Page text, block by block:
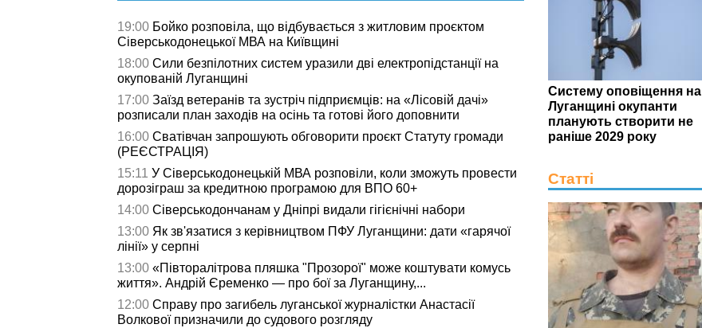
Систему оповіщення на
Луганщині окупанти
планують створити не
раніше 2029 року
19:00 Бойко розповіла, що відбувається з житловим проєктом
Сіверськодонецької МВА на Київщині
18:00 Сили безпілотних систем уразили дві електропідстанції на
окупованій Луганщині
17:00 Заїзд ветеранів та зустріч підприємців: на «Лісовій дачі»
розписали план заходів на осінь та готові його доповнити
16:00 Сватівчан запрошують обговорити проєкт Статуту громади
(РЕЄСТРАЦІЯ)
15:11 У Сіверськодонецькій МВА розповіли, коли зможуть провести
дорозіграш за кредитною програмою для ВПО 60+
14:00 Сіверськодончанам у Дніпрі видали гігієнічні набори
13:00 Як зв'язатися з керівництвом ПФУ Луганщини: дати «гарячої
лінії» у серпні
13:00 «Півторалітрова пляшка "Прозорої" може коштувати комусь
життя». Андрій Єременко — про бої за Луганщину,...
12:00 Справу про загибель луганської журналістки Анастасії
Волкової призначили до судового розгляду
Статті